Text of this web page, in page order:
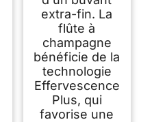
extra-fin. La
flûte à
champagne
bénéficie de la
technologie
Effervescence
Plus, qui
favorise une